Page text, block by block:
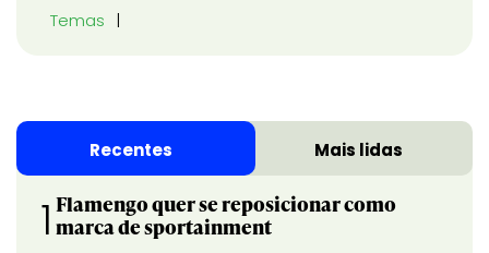
Temas
Recentes Mais lidas
1 Flamengo quer se reposicionar como
marca de sportainment